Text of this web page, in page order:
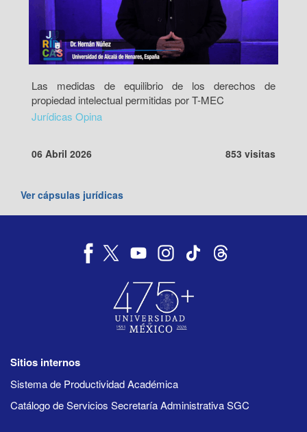
Las medidas de equilibrio de los derechos de
propiedad intelectual permitidas por T-MEC
Jurídicas Opina
06 Abril 2026 853 visitas
Ver cápsulas jurídicas
Sitios internos
Sistema de Productividad Académica
Catálogo de Servicios Secretaría Administrativa SGC